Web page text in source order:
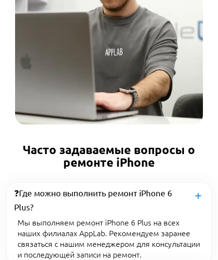
Часто задаваемые вопросы о
ремонте iPhone
❓Где можно выполнить ремонт iPhone 6
Plus?
Мы выполняем ремонт iPhone 6 Plus на всех
наших филиалах AppLab. Рекомендуем заранее
связаться с нашим менеджером для консультации
и последующей записи на ремонт.